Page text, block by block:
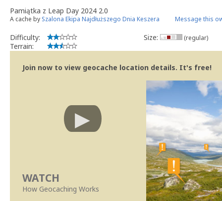
Pamiątka z Leap Day 2024 2.0
A cache by Szalona Ekipa Najdłuższego Dnia Keszera Message this
Difficulty:
Terrain:
Size: (regular)
Join now to view geocache location details. It's free!
WATCH
How Geocaching Works